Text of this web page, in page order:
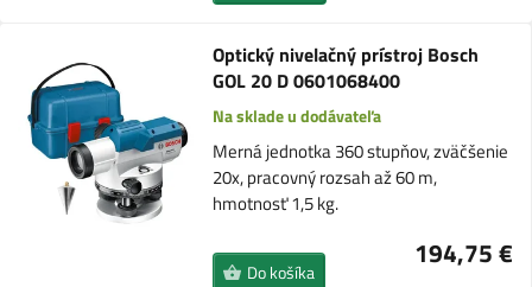
Optický nivelačný prístroj Bosch
GOL 20 D 0601068400
Na sklade u dodávateľa
Merná jednotka 360 stupňov, zväčšenie
20x, pracovný rozsah až 60 m,
hmotnosť 1,5 kg.
194,75 €
Do košíka